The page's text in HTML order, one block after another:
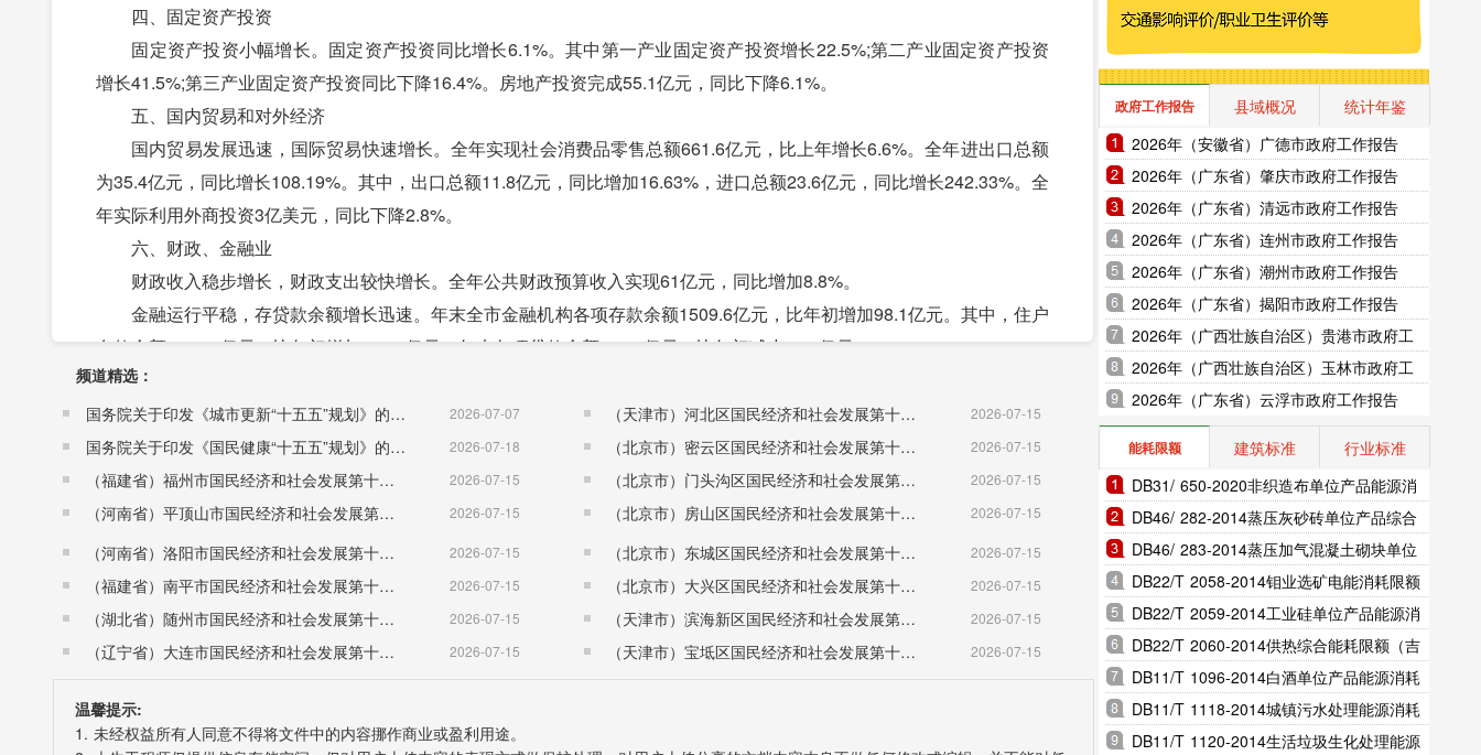
四、固定资产投资
固定资产投资小幅增长。固定资产投资同比增长6.1%。其中第一产业固定资产投资增长22.5%;第二产业固定资产投资
增长41.5%;第三产业固定资产投资同比下降16.4%。房地产投资完成55.1亿元，同比下降6.1%。
五、国内贸易和对外经济
国内贸易发展迅速，国际贸易快速增长。全年实现社会消费品零售总额661.6亿元，比上年增长6.6%。全年进出口总额
为35.4亿元，同比增长108.19%。其中，出口总额11.8亿元，同比增加16.63%，进口总额23.6亿元，同比增长242.33%。全
年实际利用外商投资3亿美元，同比下降2.8%。
六、财政、金融业
财政收入稳步增长，财政支出较快增长。全年公共财政预算收入实现61亿元，同比增加8.8%。
金融运行平稳，存贷款余额增长迅速。年末全市金融机构各项存款余额1509.6亿元，比年初增加98.1亿元。其中，住户
存款余额1224.9亿元，比年初增加113.5亿元。年末各项贷款余额908.9亿元，比年初减少16.9亿元。
七、人口
2018年全市出生人口2.47万人,其中男性1.27万人，女性1.20万人。年末全市总人口524.7万人。其中，城镇人口132.3
万人;农业人口392.4万人。60岁及以上老年人口104.1万人。
八、人民生活
城乡居民生活水平显著提高。市区城镇居民人均可支配收入25023元，比上年增长6.7%，农村居民人均可支配收入
14002元，比上年增长9.1%。从业人员年平均工资49988元，同比增长9%。
注：
1、公报中地区生产总值、各产业增加值绝对数按现价计算，增长速度按可比价格计算。
频道精选：
国务院关于印发《城市更新“十五五”规划》的通知（国发〔2026〕12号）
2026-07-07
国务院关于印发《国民健康“十五五”规划》的通知 （国发〔2026〕23号） 2026-07-18
（福建省）福州市国民经济和社会发展第十五个五年规划纲要 2026-07-15
（河南省）平顶山市国民经济和社会发展第十五个五年规划纲要 2026-07-15
（河南省）洛阳市国民经济和社会发展第十五个五年规划纲要 2026-07-15
（福建省）南平市国民经济和社会发展第十五个五年规划纲要 2026-07-15
（湖北省）随州市国民经济和社会发展第十五个五年规划纲要 2026-07-15
（辽宁省）大连市国民经济和社会发展第十五个五年规划纲要 2026-07-15
（天津市）河北区国民经济和社会发展第十五个五年规划纲要 2026-07-15
（北京市）密云区国民经济和社会发展第十五个五年规划纲要 2026-07-15
（北京市）门头沟区国民经济和社会发展第十五个五年规划纲要 2026-07-15
（北京市）房山区国民经济和社会发展第十五个五年规划纲要 2026-07-15
（北京市）东城区国民经济和社会发展第十五个五年规划纲要 2026-07-15
（北京市）大兴区国民经济和社会发展第十五个五年规划纲要 2026-07-15
（天津市）滨海新区国民经济和社会发展第十五个五年规划纲要 2026-07-15
（天津市）宝坻区国民经济和社会发展第十五个五年规划纲要 2026-07-15
温馨提示:
1. 未经权益所有人同意不得将文件中的内容挪作商业或盈利用途。
政府工作报告 县域概况
统计年鉴
2026年（安徽省）广德市政府工作报告
2026年（广东省）肇庆市政府工作报告
2026年（广东省）清远市政府工作报告
2026年（广东省）连州市政府工作报告
2026年（广东省）潮州市政府工作报告
2026年（广东省）揭阳市政府工作报告
2026年（广西壮族自治区）贵港市政府工
作报告
2026年（广西壮族自治区）玉林市政府工
作报告
2026年（广东省）云浮市政府工作报告
能耗限额 建筑标准
行业标准
DB31/ 650-2020非织造布单位产品能源消
耗限额（上海市地方标准）
DB46/ 282-2014蒸压灰砂砖单位产品综合
能耗和电耗限额（海南省地方标准）
DB46/ 283-2014蒸压加气混凝土砌块单位
产品综合能耗和电耗限额（海南省地方标
准）
DB22/T 2058-2014钼业选矿电能消耗限额
（吉林省地方标准）
DB22/T 2059-2014工业硅单位产品能源消
耗限额（吉林省地方标准）
DB22/T 2060-2014供热综合能耗限额（吉
林省地方标准）
DB11/T 1096-2014白酒单位产品能源消耗
限额（北京市地方标准）
DB11/T 1118-2014城镇污水处理能源消耗
限额（北京市地方标准）
DB11/T 1120-2014生活垃圾生化处理能源